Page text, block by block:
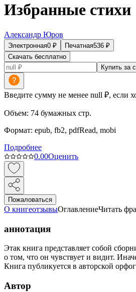
Избранные стихи
Александр Юров
Электронная0 ₽ Печатная536 ₽
Скачать бесплатно
Купить за
Введите сумму не менее null ₽, если
Объем: 74 бумажных стр.
Формат: epub, fb2, pdfRead, mobi
Подробнее
0.00Оценить
Пожаловаться
О книгеотзывыОглавлениеЧитать
аннотация
Этак книга представляет собой
о том, что он чувствует и видит.
Книга публикуется в авторской
Автор